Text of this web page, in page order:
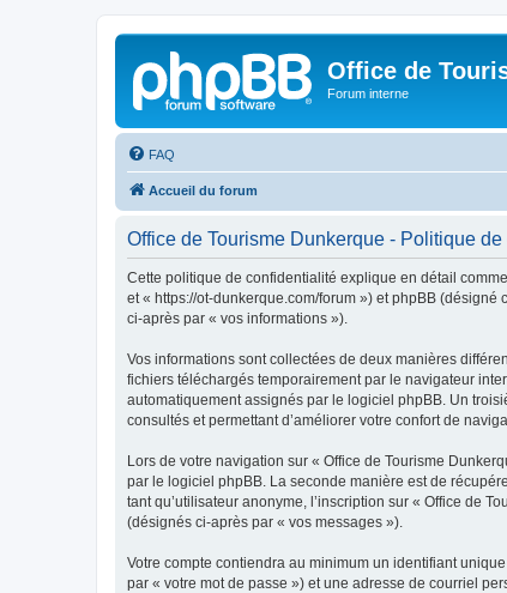
Office de
Forum interne
FAQ
Accueil du forum
Office de Tourisme Dunkerque - Politique
Cette politique de confidentialité explique en détail
et « https://ot-dunkerque.com/forum ») et phpBB
ci-après par « vos informations »).
Vos informations sont collectées de deux manières
fichiers téléchargés temporairement par le navigateur
automatiquement assignés par le logiciel phpBB. Un
consultés et permettant d’améliorer votre confort de
Lors de votre navigation sur « Office de Tourisme
par le logiciel phpBB. La seconde manière est de
tant qu’utilisateur anonyme, l’inscription sur « Office de
(désignés ci-après par « vos messages »).
Votre compte contiendra au minimum un identifiant
par « votre mot de passe ») et une adresse de courriel